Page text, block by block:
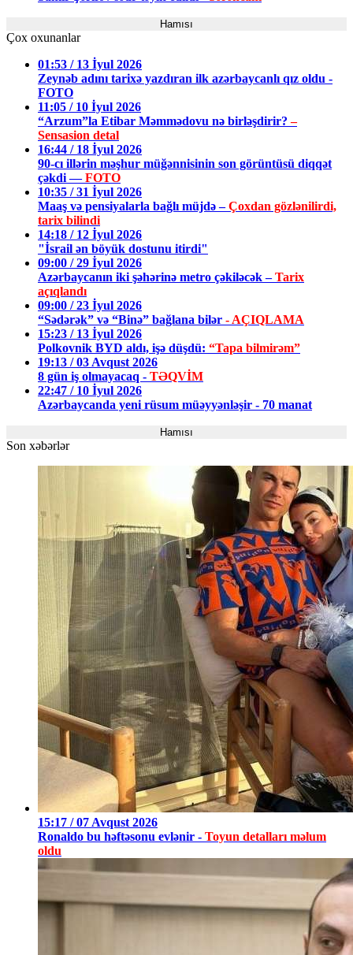
Hamısı
Çox oxunanlar
01:53 / 13 İyul 2026
Zeynəb adını tarixə yazdıran ilk azərbaycanlı qız oldu -
FOTO
11:05 / 10 İyul 2026
“Arzum”la Etibar Məmmədovu nə birləşdirir?–
Sensasion detal
16:44 / 18 İyul 2026
90-cı illərin məşhur müğənnisinin son görüntüsü diqqət
çəkdi —FOTO
10:35 / 31 İyul 2026
Maaş və pensiyalarla bağlı müjdə –Çoxdan gözlənilirdi,
tarix bilindi
14:18 / 12 İyul 2026
"İsrail ən böyük dostunu itirdi"
09:00 / 29 İyul 2026
Azərbaycanın iki şəhərinə metro çəkiləcək –Tarix
açıqlandı
09:00 / 23 İyul 2026
“Sədərək” və “Binə” bağlana bilər - AÇIQLAMA
15:23 / 13 İyul 2026
Polkovnik BYD aldı, işə düşdü: “Tapa bilmirəm”
19:13 / 03 Avqust 2026
8 gün iş olmayacaq - TƏQVİM
22:47 / 10 İyul 2026
Azərbaycanda yeni rüsum müəyyənləşir - 70 manat
Hamısı
Son xəbərlər
15:17 / 07 Avqust 2026
Ronaldo bu həftəsonu evlənir - Toyun detalları məlum
oldu